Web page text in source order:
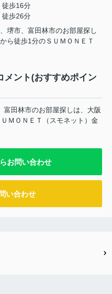
徒歩16分
徒歩26分
堺市、富田林市のお部屋探し
ら徒歩1分のＳＵＭＯＮＥＴ
ント(おすすめポイン
富田林市のお部屋探しは、大阪
ＭＯＮＥＴ（スモネット）金
お問い合わせ
い合わせ